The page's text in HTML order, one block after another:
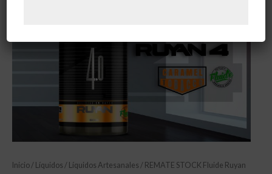
Inicio/ Líquidos / Líquidos Artesanales / REMATE STOCK Fluide Ruyan